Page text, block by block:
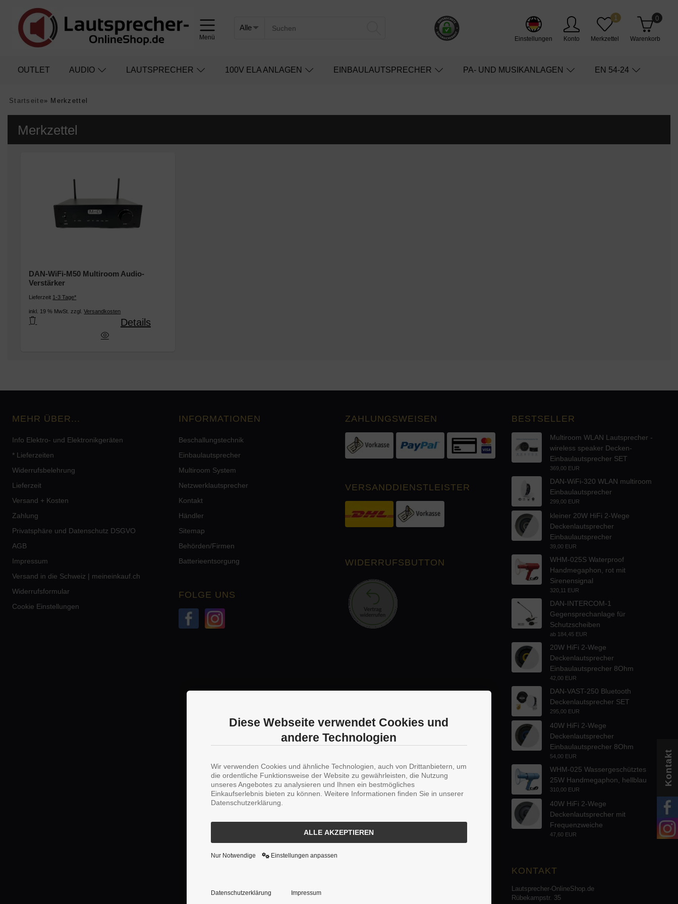
Menü Einstellungen Konto Merkzettel
1
Warenkorb
0
OUTLET AUDIO LAUTSPRECHER 100V ELA ANLAGEN EINBAULAUTSPRECHER PA- UND MUSIKANLAGEN EN 54-24
Startseite» Merkzettel
Merkzettel
DAN-WiFi-M50 Multiroom Audio-
Verstärker
Lieferzeit 1-3 Tage*
inkl. 19 % MwSt. zzgl.Versandkosten
DAN-WiFi-M50 Multiroom Audio-Verstärker
Details
MEHR ÜBER...
Info Elektro- und Elektronikgeräten
* Lieferzeiten
Widerrufsbelehrung
Lieferzeit
Versand + Kosten
Zahlung
Privatsphäre und Datenschutz DSGVO
AGB
Impressum
Versand in die Schweiz | meineinkauf.ch
Widerrufsformular
Cookie Einstellungen
INFORMATIONEN
Beschallungstechnik
Einbaulautsprecher
Multiroom System
Netzwerklautsprecher
Kontakt
Händler
Sitemap
Behörden/Firmen
Batterieentsorgung
FOLGE UNS
Kontakt
ZAHLUNGSWEISEN
VERSANDDIENSTLEISTER
WIDERRUFSBUTTON
BESTSELLER
Multiroom WLAN Lautsprecher -
wireless speaker Decken-
Einbaulautsprecher SET
369,00 EUR
DAN-WiFi-320 WLAN multiroom
Einbaulautsprecher
299,00 EUR
kleiner 20W HiFi 2-Wege
Deckenlautsprecher
Einbaulautsprecher
39,00 EUR
WHM-025S Waterproof
Handmegaphon, rot mit
Sirenensignal
320,11 EUR
DAN-INTERCOM-1
Gegensprechanlage für
Schutzscheiben
ab 184,45 EUR
20W HiFi 2-Wege
Deckenlautsprecher
Einbaulautsprecher 8Ohm
42,00 EUR
DAN-VAST-250 Bluetooth
Deckenlautsprecher SET
295,00 EUR
40W HiFi 2-Wege
Deckenlautsprecher
Einbaulautsprecher 8Ohm
54,00 EUR
WHM-025 Wassergeschütztes
25W Handmegaphon, hellblau
310,00 EUR
40W HiFi 2-Wege
Deckenlautsprecher mit
Frequenzweiche
47,60 EUR
KONTAKT
Lautsprecher-OnlineShop.de
Rübekampstr. 35
Diese Webseite verwendet Cookies und
andere Technologien
Wir verwenden Cookies und ähnliche Technologien, auch von Drittanbietern, um
die ordentliche Funktionsweise der Website zu gewährleisten, die Nutzung
unseres Angebotes zu analysieren und Ihnen ein bestmögliches
Einkaufserlebnis bieten zu können. Weitere Informationen finden Sie in unserer
Datenschutzerklärung.
ALLE AKZEPTIEREN
Nur Notwendige Einstellungen anpassen
Datenschutzerklärung Impressum